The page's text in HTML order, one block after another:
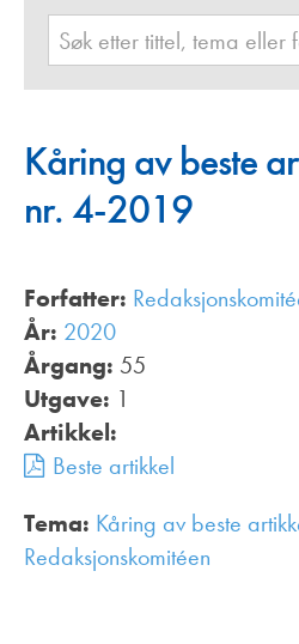
Kåring av beste
nr. 4-2019
Forfatter:
År: 2020
Årgang: 55
Utgave: 1
Artikkel:
Beste artikkel
Tema: Kåring av beste
Redaksjonskomitéen